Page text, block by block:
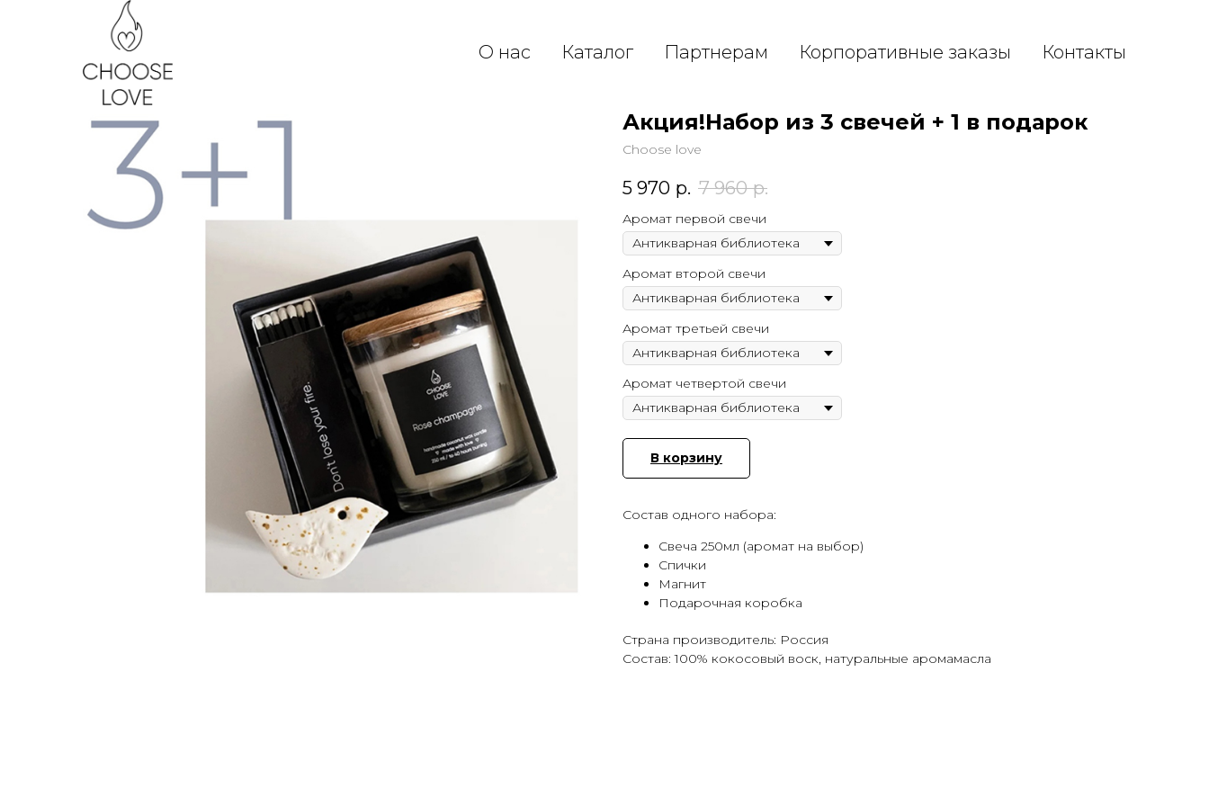
О нас Каталог Партнерам Корпоративные заказы Контакты
Акция!Набор из 3 свечей + 1 в подарок
Сhoose love
5 970 р. 7 960 р.
Аромат первой свечи
Аромат второй свечи
Аромат третьей свечи
Аромат четвертой свечи
В корзину
Состав одного набора:
Свеча 250мл (аромат на выбор)
Спички
Магнит
Подарочная коробка
Страна производитель: Россия
Состав: 100% кокосовый воск, натуральные аромамасла